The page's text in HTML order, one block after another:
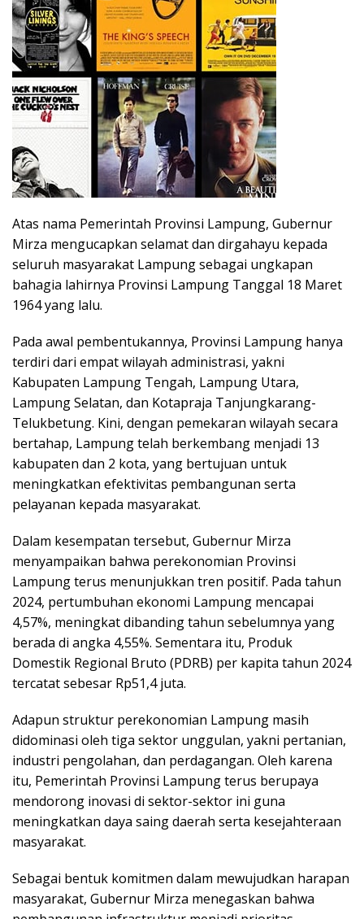
Atas nama Pemerintah Provinsi Lampung, Gubernur
Mirza mengucapkan selamat dan dirgahayu kepada
seluruh masyarakat Lampung sebagai ungkapan
bahagia lahirnya Provinsi Lampung Tanggal 18 Maret
1964 yang lalu.
Pada awal pembentukannya, Provinsi Lampung hanya
terdiri dari empat wilayah administrasi, yakni
Kabupaten Lampung Tengah, Lampung Utara,
Lampung Selatan, dan Kotapraja Tanjungkarang-
Telukbetung. Kini, dengan pemekaran wilayah secara
bertahap, Lampung telah berkembang menjadi 13
kabupaten dan 2 kota, yang bertujuan untuk
meningkatkan efektivitas pembangunan serta
pelayanan kepada masyarakat.
Dalam kesempatan tersebut, Gubernur Mirza
menyampaikan bahwa perekonomian Provinsi
Lampung terus menunjukkan tren positif. Pada tahun
2024, pertumbuhan ekonomi Lampung mencapai
4,57%, meningkat dibanding tahun sebelumnya yang
berada di angka 4,55%. Sementara itu, Produk
Domestik Regional Bruto (PDRB) per kapita tahun 2024
tercatat sebesar Rp51,4 juta.
Adapun struktur perekonomian Lampung masih
didominasi oleh tiga sektor unggulan, yakni pertanian,
industri pengolahan, dan perdagangan. Oleh karena
itu, Pemerintah Provinsi Lampung terus berupaya
mendorong inovasi di sektor-sektor ini guna
meningkatkan daya saing daerah serta kesejahteraan
masyarakat.
Sebagai bentuk komitmen dalam mewujudkan harapan
masyarakat, Gubernur Mirza menegaskan bahwa